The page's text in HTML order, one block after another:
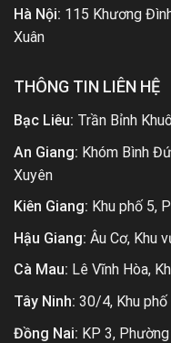
Hà Nội: 115 Khương
Xuân
THÔNG TIN LIÊN HỆ
Bạc Liêu: Trần Bỉnh
An Giang: Khóm Bình
Xuyên
Kiên Giang: Khu phố 5,
Hậu Giang: Âu Cơ, Khu
Cà Mau: Lê Vĩnh Hòa,
Tây Ninh: 30/4, Khu
Đồng Nai: KP 3,